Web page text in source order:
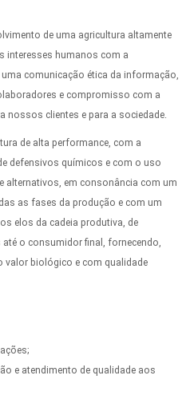
de uma agricultura altamente
interesses humanos com a
comunicação ética da informação,
e compromisso com a
nossos clientes e para a sociedade.
de alta performance, com a
defensivos químicos e com o uso
alternativos, em consonância com um
as fases da produção e com um
elos da cadeia produtiva, de
o consumidor final, fornecendo,
valor biológico e com qualidade
e atendimento de qualidade aos